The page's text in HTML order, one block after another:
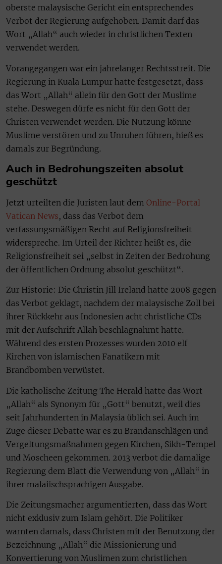
oberste malaysische Gericht ein entsprechendes
Verbot der Regierung aufgehoben. Damit darf das
Wort „Allah“ auch wieder in christlichen Texten
verwendet werden.
Vorangegangen war ein jahrelanger Rechtsstreit. Die
Regierung in Kuala Lumpur hatte festgesetzt, dass
das Wort „Allah“ allein für den Gott der Muslime
stehe. Deswegen dürfe es nicht für den Gott der
Christen verwendet werden. Die Nutzung könne
Muslime verstören und zu Unruhen führen, hieß es
damals zur Begründung.
Auch in Bedrohungszeiten absolut
geschützt
Jetzt urteilten die Juristen laut dem Online-Portal
Vatican News, dass das Verbot dem
verfassungsmäßigen Recht auf Religionsfreiheit
widerspreche. Im Urteil der Richter heißt es, die
Religionsfreiheit sei „selbst in Zeiten der Bedrohung
der öffentlichen Ordnung absolut geschützt“.
Zur Historie: Die Christin Jill Ireland hatte 2008 gegen
das Verbot geklagt, nachdem der malaysische Zoll bei
ihrer Rückkehr aus Indonesien acht christliche CDs
mit der Aufschrift Allah beschlagnahmt hatte.
Während des ersten Prozesses wurden 2010 elf
Kirchen von islamischen Fanatikern mit
Brandbomben verwüstet.
Die katholische Zeitung The Herald hatte das Wort
„Allah“ als Synonym für „Gott“ benutzt, weil dies
seit Jahrhunderten in Malaysia üblich sei. Auch im
Zuge dieser Debatte war es zu Brandanschlägen und
Vergeltungsmaßnahmen gegen Kirchen, Sikh-Tempel
und Moscheen gekommen. 2013 verbot die damalige
Regierung dem Blatt die Verwendung von „Allah“ in
ihrer malaiischsprachigen Ausgabe.
Die Zeitungsmacher argumentierten, dass das Wort
nicht exklusiv zum Islam gehört. Die Politiker
warnten damals, dass Christen mit der Benutzung der
Bezeichnung „Allah“ die Missionierung und
Konvertierung von Muslimen zum christlichen